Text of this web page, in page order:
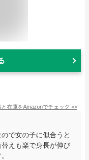
と在庫をAmazonでチェック >>
で女の子に似合うと
えも楽で身長が伸び